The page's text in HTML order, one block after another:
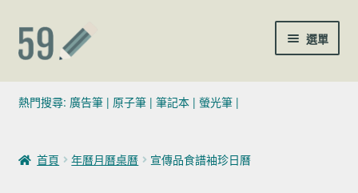
跳至導覽列
跳至主要內容 選單
(02)7729-4140
聯絡我們
熱門搜尋: 廣告筆| 原子筆| 筆記本| 螢光筆|
首頁 年曆月曆桌曆 宣傳品食譜袖珍日曆